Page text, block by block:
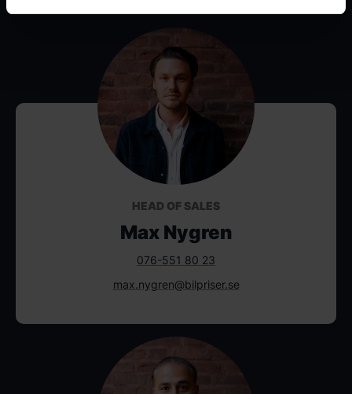
HEAD OF SALES
Max Nygren
076-551 80 23
max.nygren@bilpriser.se